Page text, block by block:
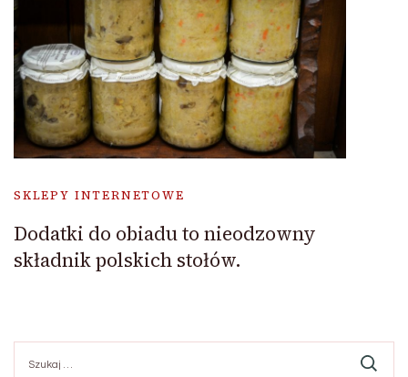
SKLEPY INTERNETOWE
Dodatki do obiadu to nieodzowny
składnik polskich stołów.